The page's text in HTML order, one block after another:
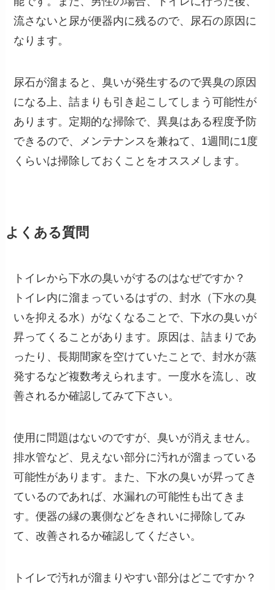
流さないと尿が便器内に残るので、尿石の原因に
なります。
尿石が溜まると、臭いが発生するので異臭の原因
になる上、詰まりも引き起こしてしまう可能性が
あります。定期的な掃除で、異臭はある程度予防
できるので、メンテナンスを兼ねて、1週間に1度
くらいは掃除しておくことをオススメします。
よくある質問
トイレから下水の臭いがするのはなぜですか？
トイレ内に溜まっているはずの、封水（下水の臭
いを抑える水）がなくなることで、下水の臭いが
昇ってくることがあります。原因は、詰まりであ
ったり、長期間家を空けていたことで、封水が蒸
発するなど複数考えられます。一度水を流し、改
善されるか確認してみて下さい。
使用に問題はないのですが、臭いが消えません。
排水管など、見えない部分に汚れが溜まっている
可能性があります。また、下水の臭いが昇ってき
ているのであれば、水漏れの可能性も出てきま
す。便器の縁の裏側などをきれいに掃除してみ
て、改善されるか確認してください。
トイレで汚れが溜まりやすい部分はどこですか？